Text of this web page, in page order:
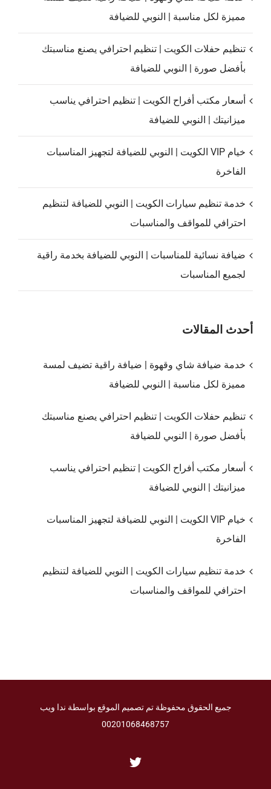
مميزة لكل مناسبة | النوبي للضيافة
تنظيم حفلات الكويت | تنظيم احترافي يصنع مناسبتك
بأفضل صورة | النوبي للضيافة
أسعار مكتب أفراح الكويت | تنظيم احترافي يناسب
ميزانيتك | النوبي للضيافة
خيام VIP الكويت | النوبي للضيافة لتجهيز المناسبات
الفاخرة
خدمة تنظيم سيارات الكويت | النوبي للضيافة لتنظيم
احترافي للمواقف والمناسبات
ضيافة نسائية للمناسبات | النوبي للضيافة بخدمة راقية
لجميع المناسبات
أحدث المقالات
خدمة ضيافة شاي وقهوة | ضيافة راقية تضيف لمسة
مميزة لكل مناسبة | النوبي للضيافة
تنظيم حفلات الكويت | تنظيم احترافي يصنع مناسبتك
بأفضل صورة | النوبي للضيافة
أسعار مكتب أفراح الكويت | تنظيم احترافي يناسب
ميزانيتك | النوبي للضيافة
خيام VIP الكويت | النوبي للضيافة لتجهيز المناسبات
الفاخرة
خدمة تنظيم سيارات الكويت | النوبي للضيافة لتنظيم
احترافي للمواقف والمناسبات
جميع الحقوق محفوظة تم تصميم الموقع بواسطة ندا ويب
00201068468757